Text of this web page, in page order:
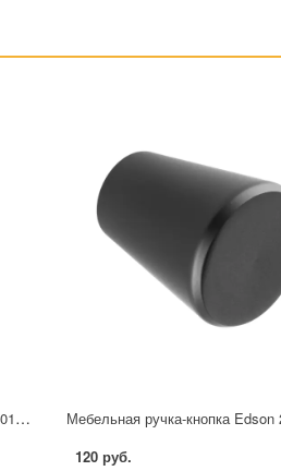
Мебельная ручка-кнопка Edson 22501 25 мм черная
120 руб.